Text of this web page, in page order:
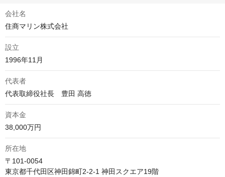
会社名
住商マリン株式会社
設立
1996年11月
代表者
代表取締役社長　豊田 高徳
資本金
38,000万円
所在地
〒101-0054
東京都千代田区神田錦町2-2-1 神田スクエア19階